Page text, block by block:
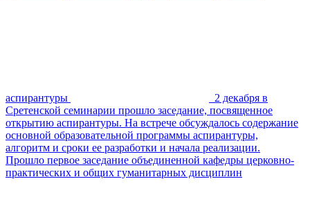
аспирантуры
2 декабря в
Сретенской семинарии прошло заседание, посвященное
открытию аспирантуры. На встрече обсуждалось содержание
основной образовательной программы аспирантуры,
алгоритм и сроки ее разработки и начала реализации.
Прошло первое заседание объединенной кафедры церковно-
практических и общих гуманитарных дисциплин